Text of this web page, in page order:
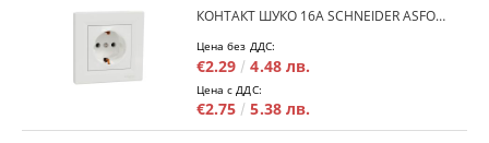
КОНТАКТ ШУКО 16A SCHNEIDER ASFORA EPH2900121 - БЯЛ
Цена без ДДС:
€2.29 4.48 лв.
Цена с ДДС:
€2.75 5.38 лв.